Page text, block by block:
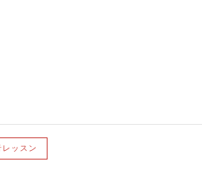
ッスン